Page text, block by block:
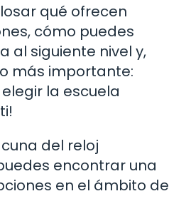
qué ofrecen
cómo puedes
al siguiente nivel y,
más importante:
la escuela
del reloj
encontrar una
en el ámbito de